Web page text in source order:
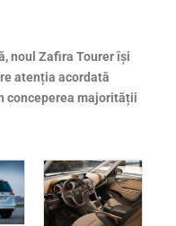
noul Zafira Tourer își
atenția acordată
conceperea majorității